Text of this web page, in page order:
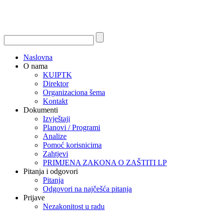
Naslovna
O nama
KUIPTK
Direktor
Organizaciona šema
Kontakt
Dokumenti
Izvještaji
Planovi / Programi
Analize
Pomoć korisnicima
Zahtjevi
PRIMJENA ZAKONA O ZAŠTITI LP
Pitanja i odgovori
Pitanja
Odgovori na najčešća pitanja
Prijave
Nezakonitost u radu